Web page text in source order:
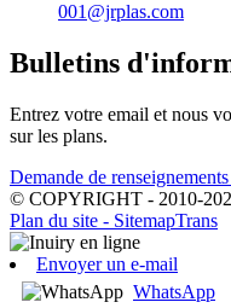
001@jrplas.com
Bulletins
Entrez votre email et nous
sur les plans.
Demande de
© COPYRIGHT - 2010-
Plan du site - SitemapTrans
Envoyer un e-mail
WhatsApp